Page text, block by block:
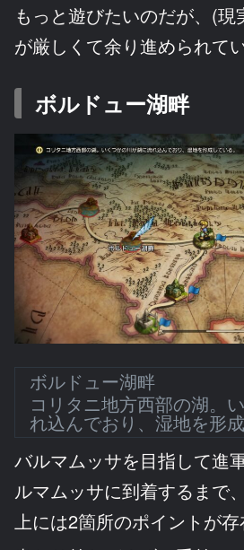
もっと遊びたいのだが、(
が厳しくて余り進められてい
ボルドュー湖畔
ボルドュー湖畔
コリタニ地方西部の湖。
れ込んでおり、湿地を形成
バルマムッサを目指して進
ルマムッサに到着するまで
上には2箇所のポイントが存